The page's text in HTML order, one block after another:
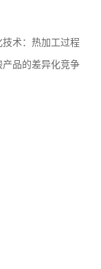
术：热加工过程
品的差异化竞争